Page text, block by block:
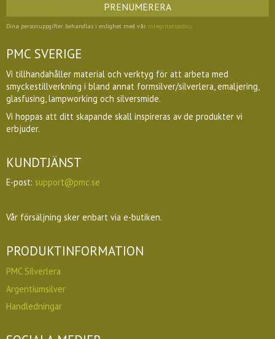
PRENUMERERA
Dina personuppgifter behandlas i enlighet med vår integritetspolicy.
PMC SVERIGE
Vi tillhandahåller material och verktyg för att arbeta med
smyckestillverkning i bland annat formsilver/silverlera, emaljering,
glasfusing, lampworking och silversmide.
Vi hoppas att ditt skapande skall inspireras av de produkter vi
erbjuder.
KUNDTJÄNST
E-post: support@pmc.se
Vår försäljning sker enbart via e-butiken.
PRODUKTINFORMATION
PMC Silverlera
Argentiumsilver
Handledningar